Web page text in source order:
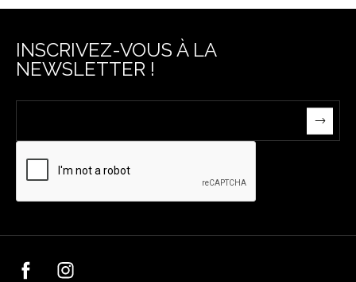
INSCRIVEZ-VOUS À LA
NEWSLETTER !